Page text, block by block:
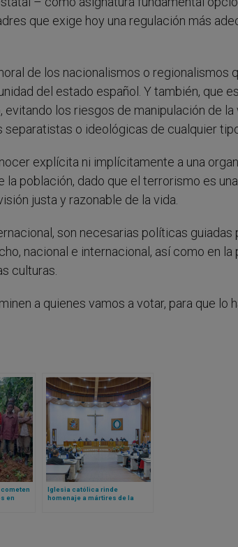
que exige hoy una regulación más
de los nacionalismos o regionalismos
del estado español. Y también, que
los riesgos de manipulación de la
o ideológicas de cualquier
explícita ni implícitamente a una
población, dado que el terrorismo es
justa y razonable de la vida.
son necesarias políticas guiadas
nacional e internacional, así como en la
culturas.
a quienes vamos a votar, para que lo
en
Iglesia católica rinde
homenaje a mártires de la